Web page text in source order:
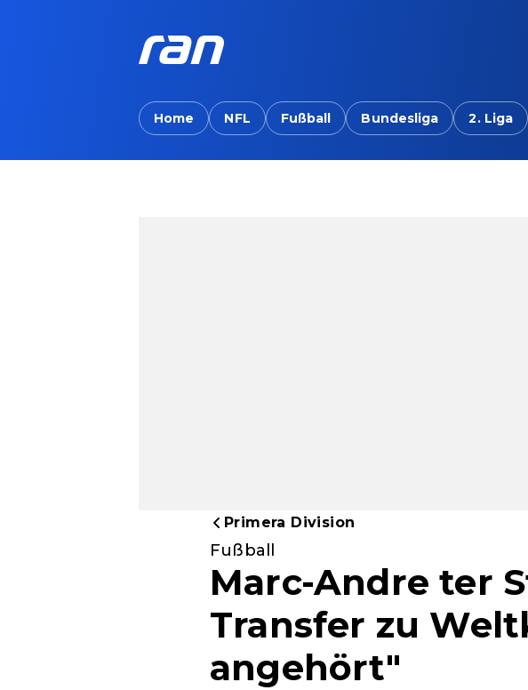
Home NFL Fußball Bundesliga 2. Liga
Primera Division
Fußball
Marc-Andre ter
Transfer zu
angehört"